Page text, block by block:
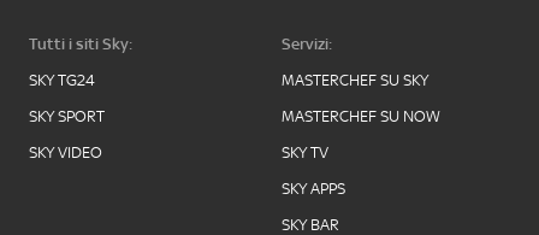
Tutti i siti Sky:
SKY TG24
SKY SPORT
SKY VIDEO
Servizi:
MASTERCHEF SU SKY
MASTERCHEF SU NOW
SKY TV
SKY APPS
SKY BAR